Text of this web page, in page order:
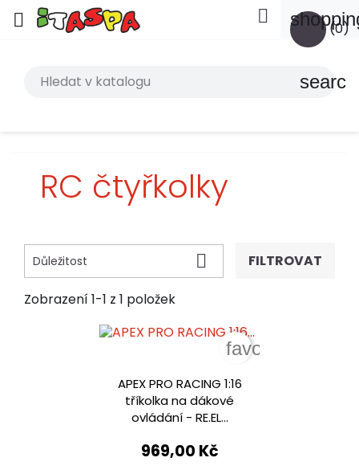
 (0)

search
RC čtyřkolky
Důležitost  FILTROVAT
Zobrazení 1-1 z 1 položek
APEX PRO RACING 1:16
tříkolka na dákové
ovládání - RE.EL...
969,00 Kč
favorite_border